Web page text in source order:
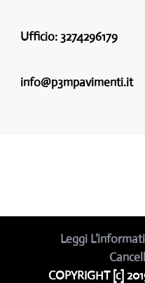
Ufficio: 3274296179
info@p3mpavimenti.it
Leggi
COPYRIGHT [c]